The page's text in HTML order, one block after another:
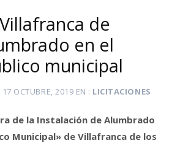
de
en el
municipal
17 OCTUBRE, 2019 EN LICITACIONES
de la Instalación de Alumbrado
Municipal» de Villafranca de los